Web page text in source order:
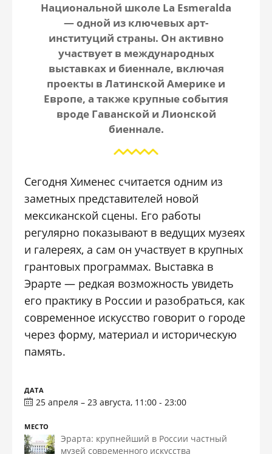
Национальной школе La Esmeralda
— одной из ключевых арт-
институций страны. Он активно
участвует в международных
выставках и биеннале, включая
проекты в Латинской Америке и
Европе, а также крупные события
вроде Гаванской и Лионской
биеннале.
Сегодня Хименес считается одним из
заметных представителей новой
мексиканской сцены. Его работы
регулярно показывают в ведущих музеях
и галереях, а сам он участвует в крупных
грантовых программах. Выставка в
Эрарте — редкая возможность увидеть
его практику в России и разобраться, как
современное искусство говорит о городе
через форму, материал и историческую
память.
ДАТА
25 апреля – 23 августа, 11:00 - 23:00
МЕСТО
Эрарта: крупнейший в России частный
музей современного искусства